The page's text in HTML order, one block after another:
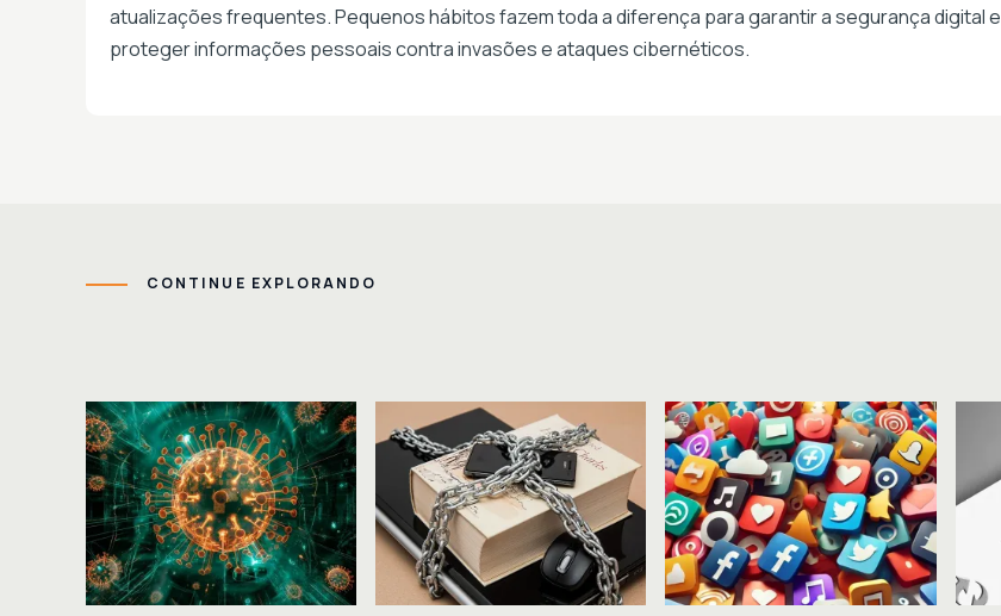
atualizações frequentes. Pequenos hábitos fazem toda a diferença para garantir a segurança digital e
proteger informações pessoais contra invasões e ataques cibernéticos.
CONTINUE EXPLORANDO